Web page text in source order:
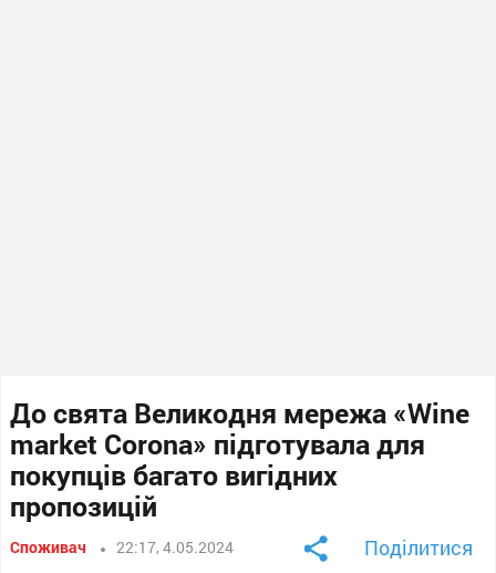
До свята Великодня мережа «Wine
market Corona» підготувала для
покупців багато вигідних
пропозицій
Споживач 22:17, 4.05.2024 Поділитися